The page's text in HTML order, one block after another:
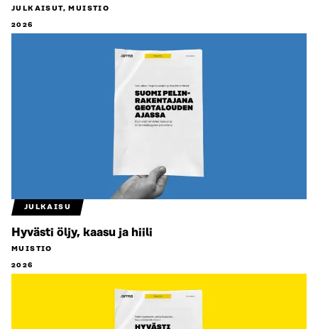
JULKAISUT, MUISTIO
2026
JULKAISU
Hyvästi öljy, kaasu ja hiili
MUISTIO
2026